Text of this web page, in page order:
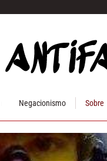
Negacionismo Sobre